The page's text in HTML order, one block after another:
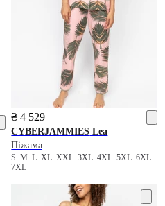
₴ 4 529
CYBERJAMMIES Lea
Піжама
SMLXLXXL3XL4XL5XL6XL
7XL